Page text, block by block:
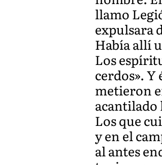
llamo
expulsara
Había allí
Los
cerdos».
metieron
acantilado
Los que
y en el
al antes